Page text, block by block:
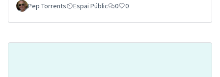
Pep Torrents
Espai Públic 0 0